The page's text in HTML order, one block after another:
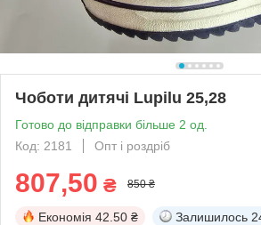
Чоботи дитячі Lupilu 25,28
Готово до відправки більше 2 од.
Код: 2181
Опт і роздріб
807,50 ₴ 850 ₴
Економія 42.50 ₴ Залишилось